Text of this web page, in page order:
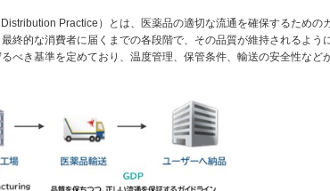
Practice）とは、医薬品の適切な流通を確保するための
終的な消費者に届くまでの各段階で、その品質が維持されるよう
べき基準を定めており、温度管理、保管条件、輸送の安全性など